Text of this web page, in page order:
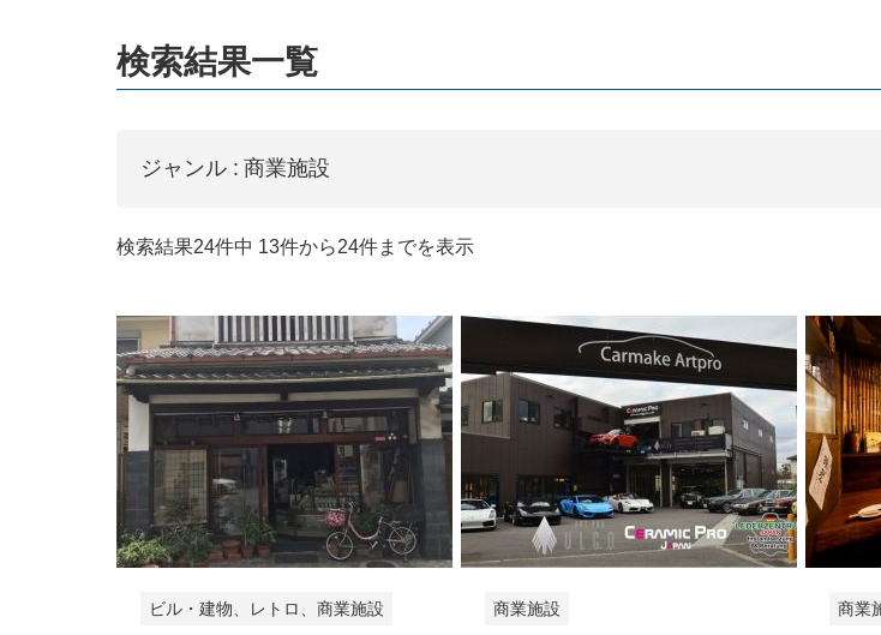
検索結果一覧
ジャンル : 商業施設
検索結果24件中 13件から24件までを表示
ビル・建物、レトロ、商業施設 商業施設 商業